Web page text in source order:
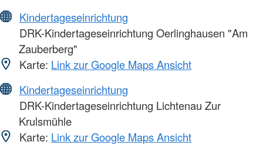
Kindertageseinrichtung
DRK-Kindertageseinrichtung Oerlinghausen "Am
Zauberberg"
Karte: Link zur Google Maps Ansicht
Kindertageseinrichtung
DRK-Kindertageseinrichtung Lichtenau Zur
Krulsmühle
Karte: Link zur Google Maps Ansicht